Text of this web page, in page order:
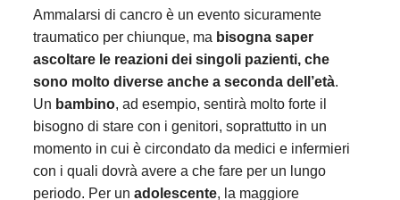
Ammalarsi di cancro è un evento sicuramente
traumatico per chiunque, ma bisogna saper
ascoltare le reazioni dei singoli pazienti, che
sono molto diverse anche a seconda dell’età.
Un bambino, ad esempio, sentirà molto forte il
bisogno di stare con i genitori, soprattutto in un
momento in cui è circondato da medici e infermieri
con i quali dovrà avere a che fare per un lungo
periodo. Per un adolescente, la maggiore